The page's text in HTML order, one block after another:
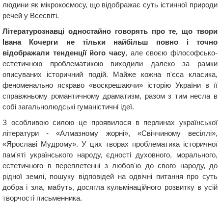
людини як мікрокосмосу, що відображає суть істинної природи
речей у Всесвіті.
Літературознавці одностайно говорять про те, що твори
Івана Кочерги не тільки найбільш повно і точно
відображали тенденції його часу, але своєю філософсько-
естетичною проблематикою виходили далеко за рамки
описуваних історичний подій. Майже кожна п'єса класика,
феноменально яскраво «воскрешаючи» історію України в її
справжньому романтичному драматизм, разом з тим несла в
собі загальнолюдські гуманістичні ідеї.
З особливою силою це проявилося в перлинах української
літератури - «Алмазному жорні», «Свіччиному весіллі»,
«Ярославі Мудрому». У цих творах проблематика історичної
пам'яті українського народу, єдності духовного, морального,
естетичного в переплетенні з любов'ю до свого народу, до
рідної землі, пошуку відповідей на одвічні питання про суть
добра і зла, мабуть, досягла кульмінаційного розвитку в усій
творчості письменника.